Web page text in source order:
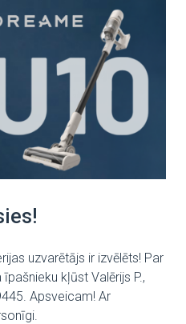
uzvarētājs ir izvēlēts! Par
kļūst Valērijs P.,
Apsveicam! Ar